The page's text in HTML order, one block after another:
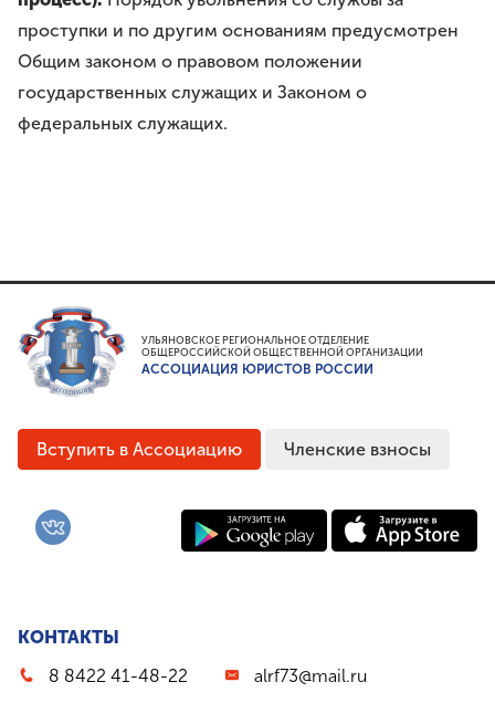
проступки и по другим основаниям предусмотрен
Общим законом о правовом положении
государственных служащих и Законом о
федеральных служащих.
УЛЬЯНОВСКОЕ РЕГИОНАЛЬНОЕ ОТДЕЛЕНИЕ
ОБЩЕРОССИЙСКОЙ ОБЩЕСТВЕННОЙ ОРГАНИЗАЦИИ
АССОЦИАЦИЯ ЮРИСТОВ РОССИИ
Вступить в Ассоциацию Членские взносы
КОНТАКТЫ
8 8422 41-48-22
alrf73@mail.ru